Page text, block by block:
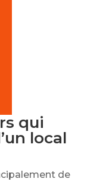
qui
local
de